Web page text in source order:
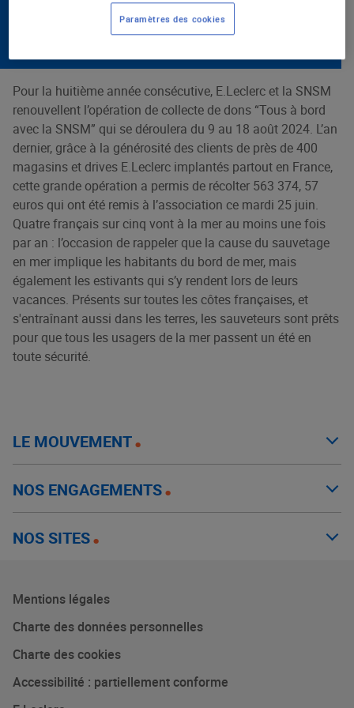
Pour la huitième année consécutive, E.Leclerc et la SNSM
renouvellent l’opération de collecte de dons “Tous à bord
avec la SNSM” qui se déroulera du 9 au 18 août 2024. L’an
dernier, grâce à la générosité des clients de près de 400
magasins et drives E.Leclerc implantés partout en France,
cette grande opération a permis de récolter 563 374, 57
euros qui ont été remis à l’association ce mardi 25 juin.
Quatre français sur cinq vont à la mer au moins une fois
par an : l’occasion de rappeler que la cause du sauvetage
en mer implique les habitants du bord de mer, mais
également les estivants qui s’y rendent lors de leurs
vacances. Présents sur toutes les côtes françaises, et
s'entraînant aussi dans les terres, les sauveteurs sont prêts
pour que tous les usagers de la mer passent un été en
toute sécurité.
LE MOUVEMENT
NOS ENGAGEMENTS
NOS SITES
Mentions légales
Charte des données personnelles
Charte des cookies
Accessibilité : partiellement conforme
Paramètres des cookies